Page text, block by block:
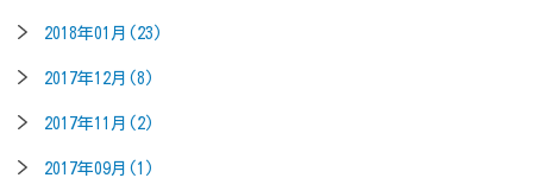
2018年01月(23)
2017年12月(8)
2017年11月(2)
2017年09月(1)